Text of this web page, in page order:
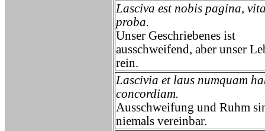
Lasciva est nobis pagina,
proba.
Unser Geschriebenes ist
ausschweifend, aber unser
rein.
Lascivia et laus numquam
concordiam.
Ausschweifung und Ruhm
niemals vereinbar.